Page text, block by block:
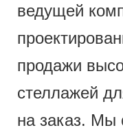
ведущей
продажи
стеллажей
на заказ. Мы